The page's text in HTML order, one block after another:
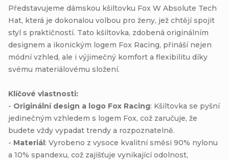
Představujeme dámskou kšiltovku Fox W Absolute Tech
Hat, která je dokonalou volbou pro ženy, jež chtějí spojit
styl s praktičností. Tato kšiltovka, zdobená originálním
designem a ikonickým logem Fox Racing, přináší nejen
módní vzhled, ale i výjimečný komfort a flexibilitu díky
svému materiálovému složení.
Klíčové vlastnosti:
- Originální design a logo Fox Racing: Kšiltovka se pyšní
jedinečným vzhledem s logem Fox, což zaručuje, že
budete vždy vypadat trendy a rozpoznatelně.
- Materiál: Vyrobeno z vysoce kvalitní směsi 90% nylonu
a 10% spandexu, což zajišťuje vynikající odolnost,